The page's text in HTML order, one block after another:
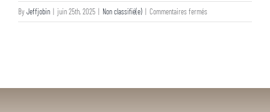
ByJeffjobin | juin 25th, 2025 | Non classifié(e) | Commentaires ferméssur